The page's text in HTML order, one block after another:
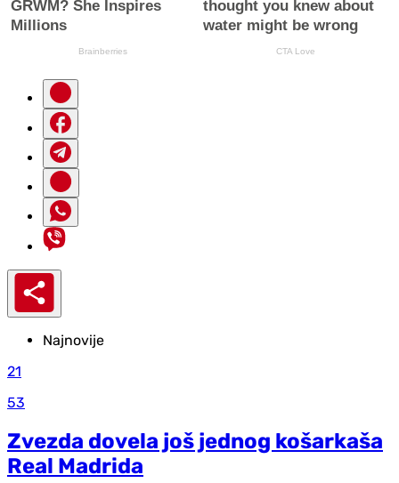
Najnovije
21
53
Zvezda dovela još jednog košarkaša
Real Madrida